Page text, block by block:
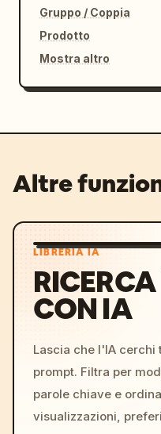
Gruppo / Coppia
Prodotto
Mostra altro
Altre
LIBRERIA IA
CON IA
Lascia che l'IA
prompt. Filtra per
parole chiave e
visualizzazioni,